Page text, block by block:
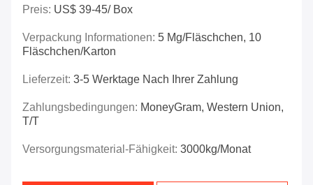
Preis: US$ 39-45/ Box
Verpackung Informationen: 5 Mg/Fläschchen, 10
Fläschchen/Karton
Lieferzeit: 3-5 Werktage Nach Ihrer Zahlung
Zahlungsbedingungen: MoneyGram, Western Union,
T/T
Versorgungsmaterial-Fähigkeit: 3000kg/Monat